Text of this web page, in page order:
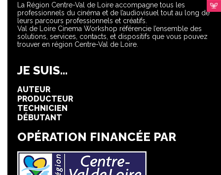
La Région Centre-Val de Loire accompagne tous les
professionnels du cinéma et de l’audiovisuel tout au long de
leurs parcours professionnels et créatifs.
Val de Loire Cinema Workshop référencie l’ensemble des
solutions, services, contacts, et dispositifs que vous pouvez
trouver en région Centre-Val de Loire.
JE SUIS...
AUTEUR
PRODUCTEUR
TECHNICIEN
DÉBUTANT
OPÉRATION FINANCÉE PAR